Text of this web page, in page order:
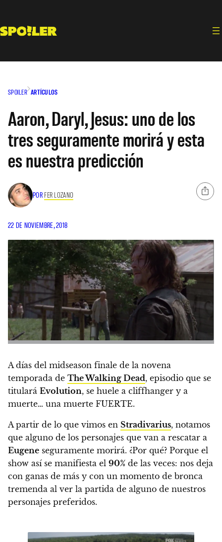
contenido
SPOILER ARTÍCULOS
Aaron, Daryl, Jesus: uno de los
tres seguramente morirá y esta
es nuestra predicción
POR FER LOZANO
22 DE NOVIEMBRE, 2018
A días del midseason finale de la novena
temporada de The Walking Dead, episodio que se
titulará Evolution, se huele a cliffhanger y a
muerte… una muerte FUERTE.
A partir de lo que vimos en Stradivarius, notamos
que alguno de los personajes que van a rescatar a
Eugene seguramente morirá. ¿Por qué? Porque el
show así se manifiesta el 90% de las veces: nos deja
con ganas de más y con un momento de bronca
tremenda al ver la partida de alguno de nuestros
personajes preferidos.